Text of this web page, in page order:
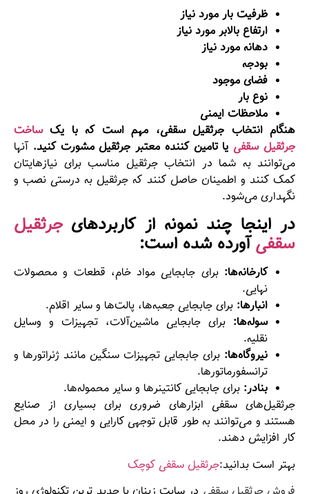
ظرفیت بار مورد نیاز
ارتفاع بالابر مورد نیاز
دهانه مورد نیاز
بودجه
فضای موجود
نوع بار
ملاحظات ایمنی
هنگام انتخاب جرثقیل سقفی، مهم است که با یکساخت
جرثقیل سقفییا تامین کننده معتبر جرثقیل مشورت کنید. آنها
می‌توانند به شما در انتخاب جرثقیل مناسب برای نیازهایتان
کمک کنند و اطمینان حاصل کنند که جرثقیل به درستی نصب و
نگهداری می‌شود.
در اینجا چند نمونه از کاربردهای جرثقیل
سقفیآورده شده است:
کارخانه‌ها: برای جابجایی مواد خام، قطعات و محصولات
نهایی.
انبارها: برای جابجایی جعبه‌ها، پالت‌ها و سایر اقلام.
سوله‌ها: برای جابجایی ماشین‌آلات، تجهیزات و وسایل
نقلیه.
نیروگاه‌ها: برای جابجایی تجهیزات سنگین مانند ژنراتورها و
ترانسفورماتورها.
بنادر: برای جابجایی کانتینرها و سایر محموله‌ها.
جرثقیل‌های سقفی ابزارهای ضروری برای بسیاری از صنایع
هستند و می‌توانند به طور قابل توجهی کارایی و ایمنی را در محل
کار افزایش دهند.
بهتر است بدانید:جرثقیل سقفی کوچک